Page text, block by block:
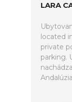
LARA
located
private
parking.